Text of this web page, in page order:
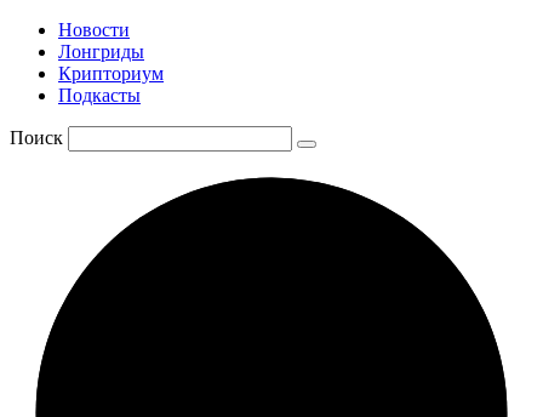
Новости
Лонгриды
Крипториум
Подкасты
Поиск